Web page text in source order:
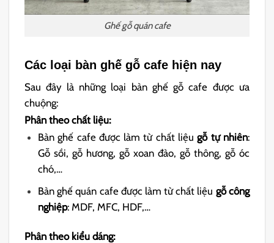
Ghế gỗ quán cafe
Các loại bàn ghế gỗ cafe hiện nay
Sau đây là những loại bàn ghế gỗ cafe được ưa
chuộng:
Phân theo chất liệu:
Bàn ghế cafe được làm từ chất liệugỗ tự nhiên:
Gỗ sồi, gỗ hương, gỗ xoan đào, gỗ thông, gỗ óc
chó,…
Bàn ghế quán cafe được làm từ chất liệu gỗ công
nghiệp: MDF, MFC, HDF,…
Phân theo kiểu dáng: